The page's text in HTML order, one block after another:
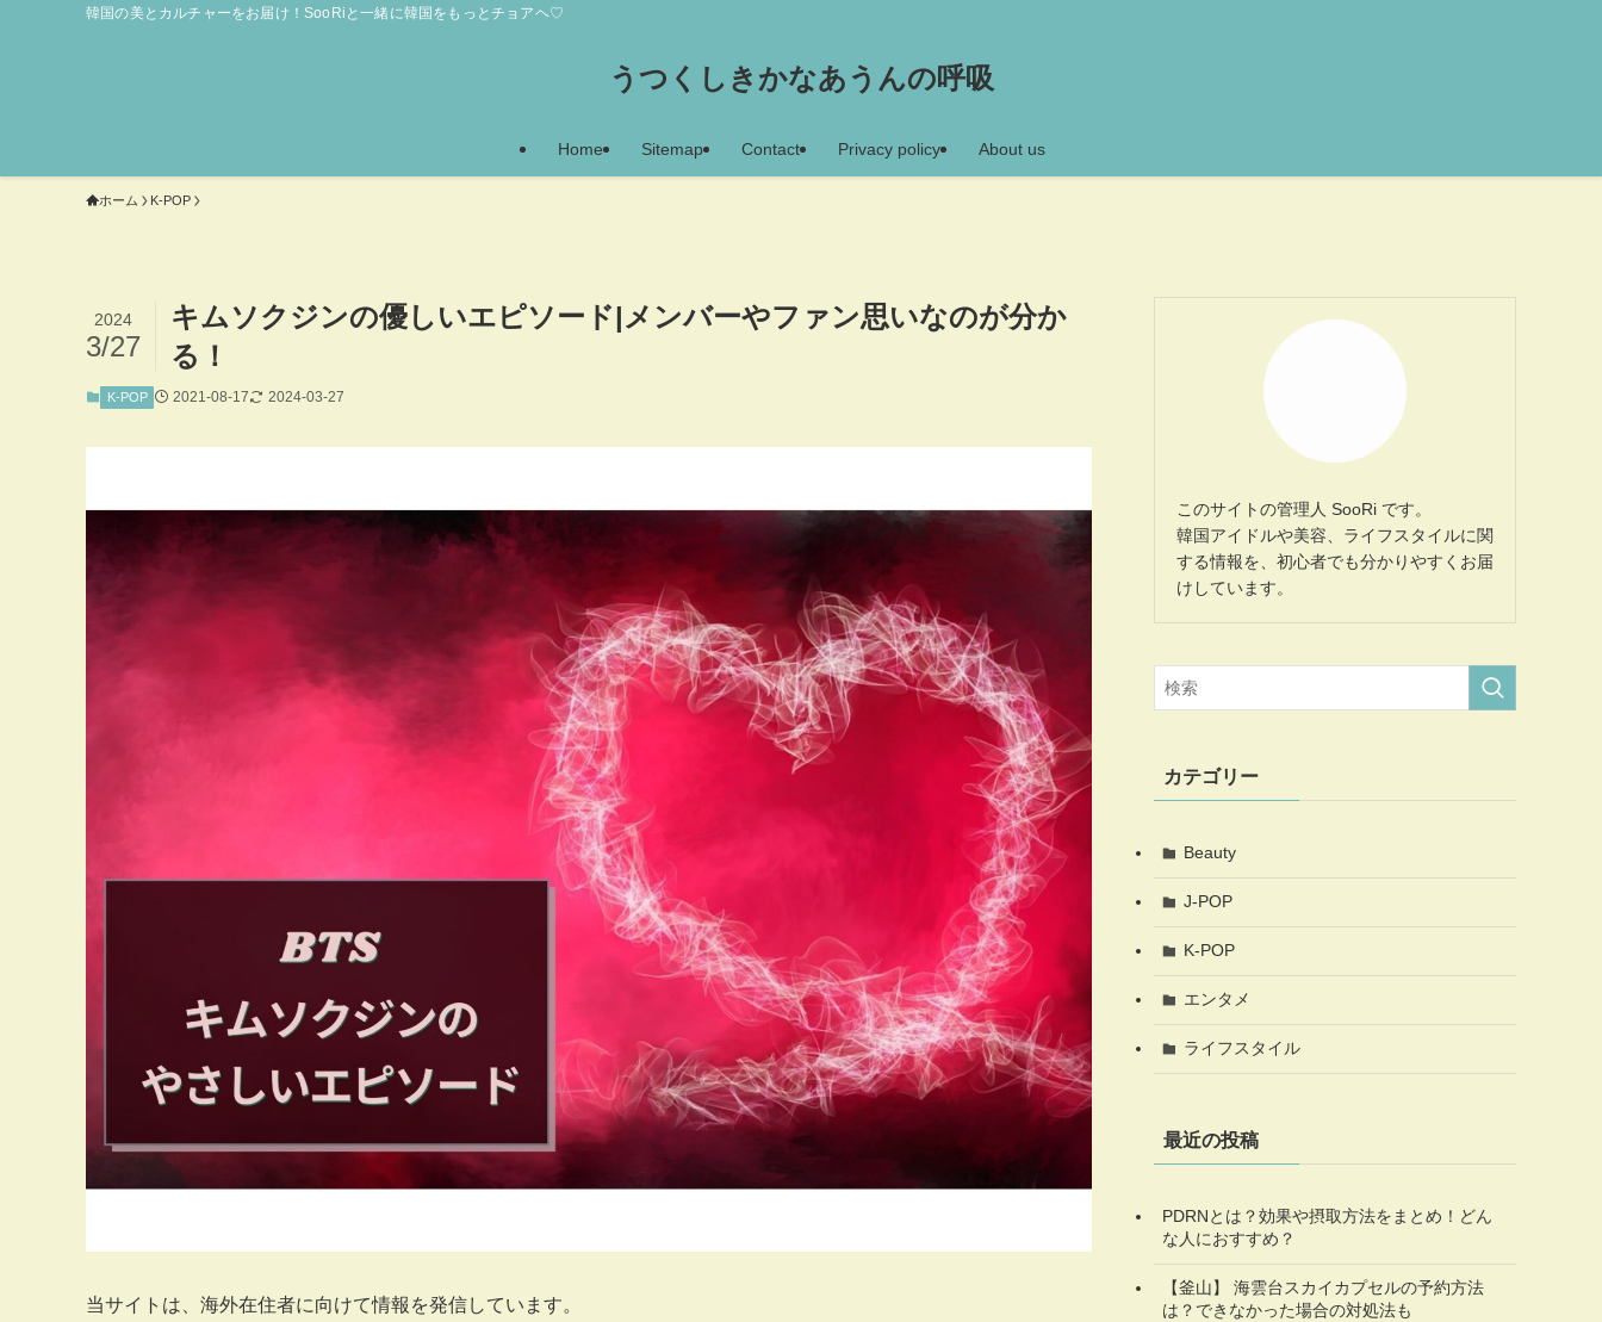
韓国の美とカルチャーをお届け！SooRiと一緒に韓国をもっとチョアヘ♡
うつくしきかなあうんの呼吸
Home Sitemap Contact Privacy policy About us
ホーム K-POP
キムソクジンの優しいエピソード|メンバーやファン思いなのが分か
る！
2024
3/27
K-POP 2021-08-17 2024-03-27
当サイトは、海外在住者に向けて情報を発信しています。
このサイトの管理人 SooRi です。
韓国アイドルや美容、ライフスタイルに関
する情報を、初心者でも分かりやすくお届
けしています。
カテゴリー
Beauty
J-POP
K-POP
エンタメ
ライフスタイル
最近の投稿
PDRNとは？効果や摂取方法をまとめ！どん
な人におすすめ？
【釜山】 海雲台スカイカプセルの予約方法
は？できなかった場合の対処法も